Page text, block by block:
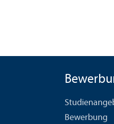
Bewerbung